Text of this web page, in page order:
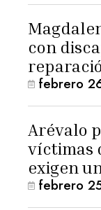
con
febrero
Arévalo
víctimas
exigen
febrero